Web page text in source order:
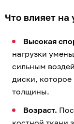
Что влияет на
Высокая
нагрузки
сильным
диски,
толщины.
Возраст.